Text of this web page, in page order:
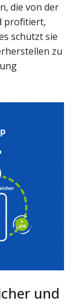
die von der
profitiert,
schützt sie
zu
und